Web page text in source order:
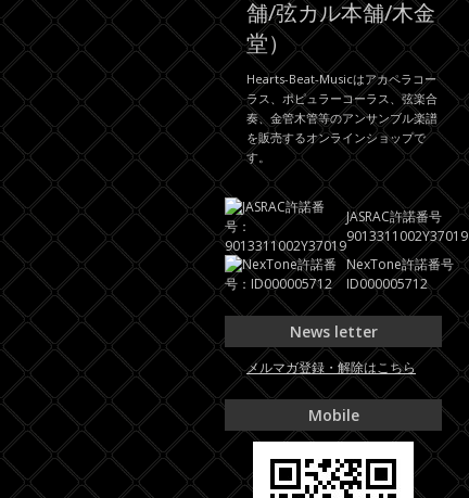
舗/弦カル本舗/木金
堂）
Hearts-Beat-Musicはアカペラコー
ラス、ポピュラーコーラス、弦楽合
奏、金管木管等のアンサンブル楽譜
を販売するオンラインショップで
す。
JASRAC許諾番号
9013311002Y37019
NexTone許諾番号
ID000005712
News letter
メルマガ登録・解除はこちら
Mobile